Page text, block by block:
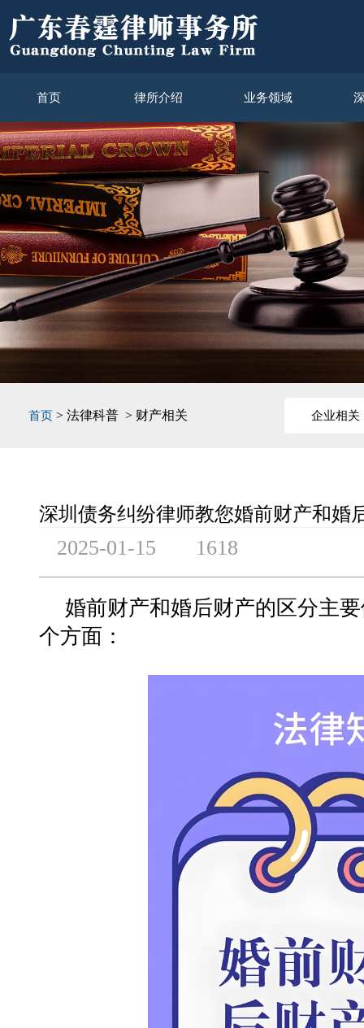
首页 律所介绍 业务领域
首页 > 法律科普 > 财产相关 企业相关
深圳债务纠纷律师教您婚前财产和婚
2025-01-15 1618
婚前财产和婚后财产的区分主
个方面：